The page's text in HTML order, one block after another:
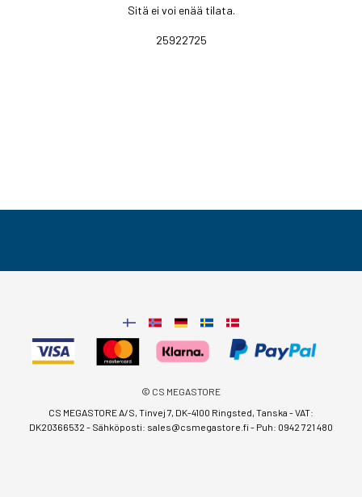
Sitä ei voi enää tilata.
25922725
© CS MEGASTORE
CS MEGASTORE A/S, Tinvej 7, DK-4100 Ringsted, Tanska - VAT:
DK20366532 - Sähköposti: sales@csmegastore.fi- Puh: 0942 721 480